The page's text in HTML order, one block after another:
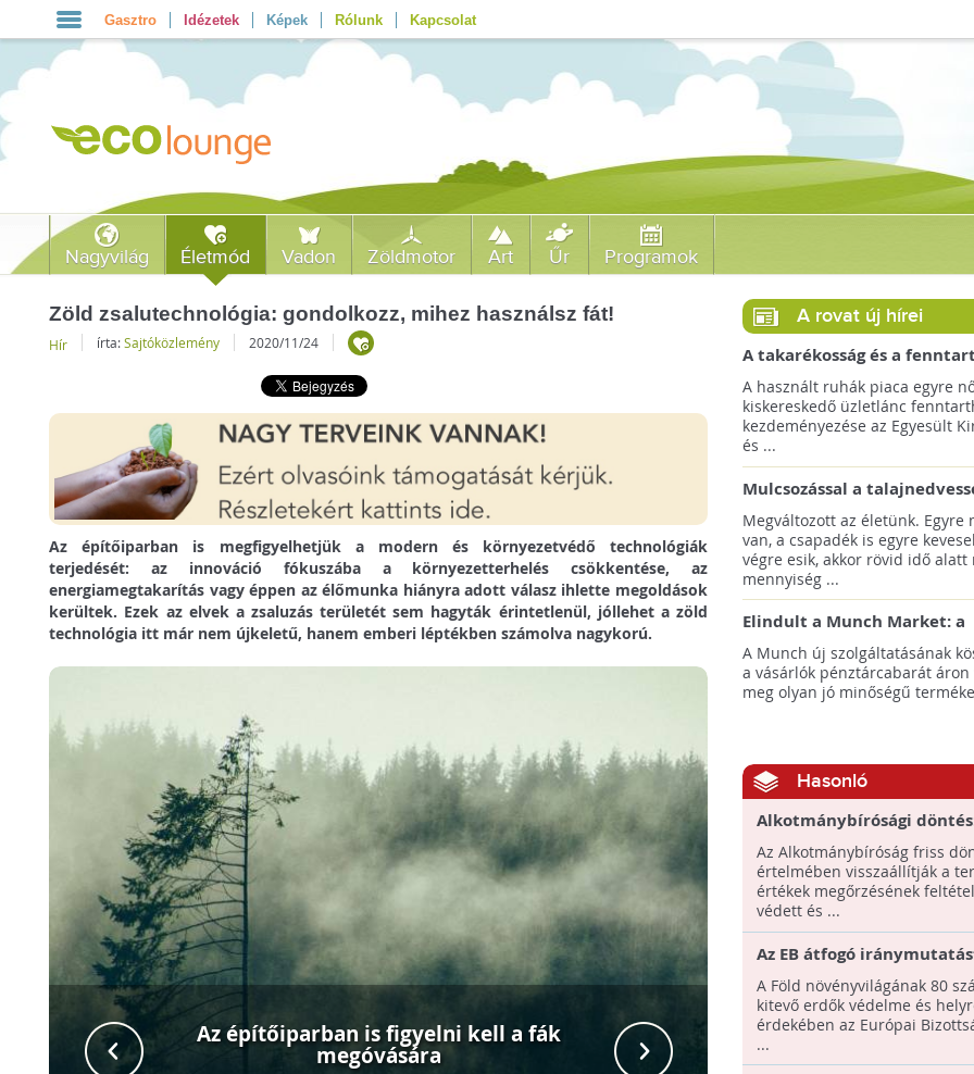
Gasztro Idézetek Képek Rólunk Kapcsolat
Nagyvilág Életmód Vadon Zöldmotor Art Űr Programok
Zöld zsalutechnológia: gondolkozz, mihez használsz fát!
Hír írta:Sajtóközlemény 2020/11/24
Az építőiparban is megfigyelhetjük a modern és környezetvédő technológiák
terjedését: az innováció fókuszába a környezetterhelés csökkentése, az
energiamegtakarítás vagy éppen az élőmunka hiányra adott válasz ihlette megoldások
kerültek. Ezek az elvek a zsaluzás területét sem hagyták érintetlenül, jóllehet a zöld
technológia itt már nem újkeletű, hanem emberi léptékben számolva nagykorú.
Az építőiparban is figyelni kell a fák
megóvására
A rovat új hírei
A takarékosság és a
ösztönzésére a Zara 14
országra terjeszti ki
szolgáltatását!
A használt ruhák piaca egyre
kiskereskedő üzletlánc
kezdeményezése az Egyesült
és ...
Mulcsozással a
megtartásáért
Megváltozott az életünk. Egyre
van, a csapadék is egyre
végre esik, akkor rövid idő alatt
mennyiség ...
Elindult a Munch Market: a
pazarláscsökkentő piactér
A Munch új szolgáltatásának
a vásárlók pénztárcabarát áron
meg olyan jó minőségű
Hasonló
Alkotmánybírósági
kevesebb tarvágás,
természetesebb erdők
Az Alkotmánybíróság friss
értelmében visszaállítják a
értékek megőrzésének
védett és ...
Az EB átfogó
fogadott el az erdők
helyreállítása érdekében!
A Föld növényvilágának 80
kitevő erdők védelme és
érdekében az Európai
...